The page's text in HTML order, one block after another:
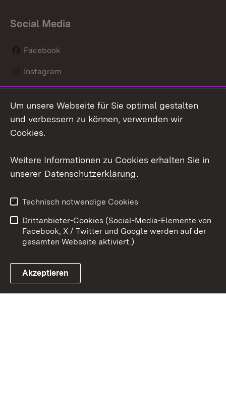
Social Media
Facebook
Instagram
Mastodon
Youtube
Link zum Landesportal
Kontakt
Datenschutz
Barrierefreiheit
Impressum Cookies
Um unsere Webseite für Sie optimal gestalten
und verbessern zu können, verwenden wir
Cookies.
Weitere Informationen zu Cookies erhalten Sie in
unserer Datenschutzerklärung.
Technisch notwendige Cookies
Drittanbieter-Cookies (Social-Media-Elemente von
Facebook, X / Twitter und Google werden auf der
gesamten Webseite aktiviert.)
Akzeptieren